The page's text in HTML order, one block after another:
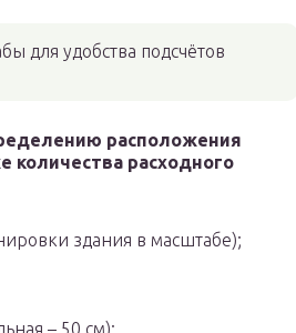
для удобства подсчётов
расположения
количества расходного
здания в масштабе);
– 50 см);